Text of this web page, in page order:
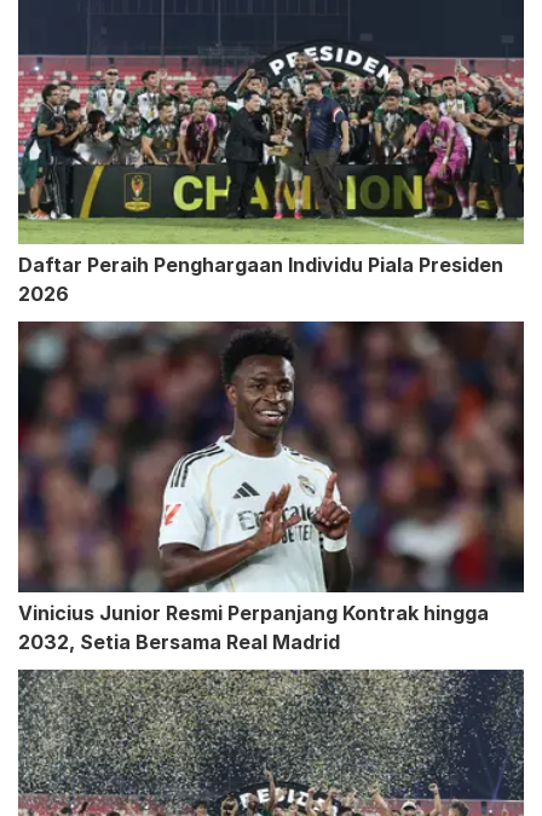
Daftar Peraih Penghargaan Individu Piala Presiden
2026
Vinicius Junior Resmi Perpanjang Kontrak hingga
2032, Setia Bersama Real Madrid